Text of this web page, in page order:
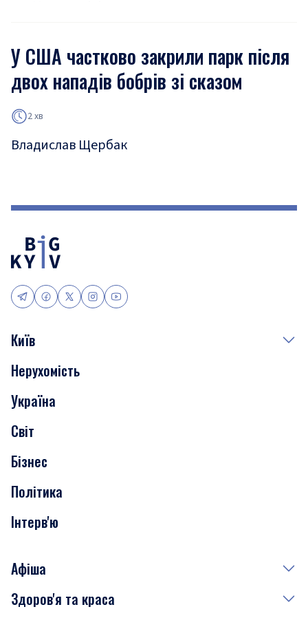
У США частково закрили парк після
двох нападів бобрів зі сказом
2 хв
Владислав Щербак
Київ
Події
Скандали
Нерухомість
Транспорт
Нерухомість
Україна
Світ
Бізнес
Політика
Інтерв'ю
Афіша
Сьогодні
Здоров'я та краса